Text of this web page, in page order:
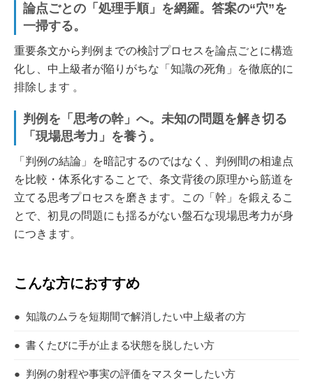
論点ごとの「処理手順」を網羅。答案の“穴”を
一掃する。
重要条文から判例までの検討プロセスを論点ごとに構造
化し、中上級者が陥りがちな「知識の死角」を徹底的に
排除します 。
判例を「思考の幹」へ。未知の問題を解き切る
「現場思考力」を養う。
「判例の結論」を暗記するのではなく、判例間の相違点
を比較・体系化することで、条文背後の原理から筋道を
立てる思考プロセスを磨きます。この「幹」を鍛えるこ
とで、初見の問題にも揺るがない盤石な現場思考力が身
につきます。
こんな方におすすめ
● 知識のムラを短期間で解消したい中上級者の方
● 書くたびに手が止まる状態を脱したい方
● 判例の射程や事実の評価をマスターしたい方